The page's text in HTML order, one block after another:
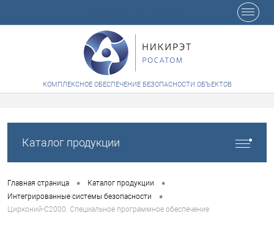
КОМПЛЕКСНОЕ ОБЕСПЕЧЕНИЕ БЕЗОПАСНОСТИ ОБЪЕКТОВ
Каталог продукции
Главная страница • Каталог продукции •
Интегрированные системы безопасности •
Цирконий-С2000. Специальное программное обеспечение